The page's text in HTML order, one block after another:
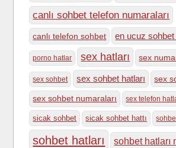
canlı sohbet telefon numaraları
canlı telefon sohbet en ucuz sohbet
porno hatlar sex hatları sex
sex sohbet sex sohbet hatları sex
sex sohbet numaraları sex telefon
sicak sohbet sicak sohbet hattı
sohbet hatları sohbet hatları